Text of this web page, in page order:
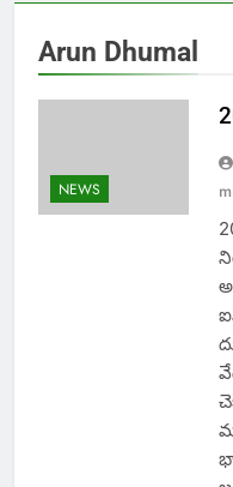
Arun Dhumal
NEWS